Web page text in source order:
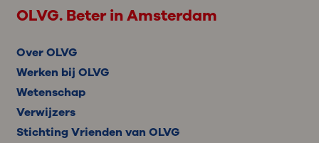
OLVG. Beter in Amsterdam
Over OLVG
Werken bij OLVG
Wetenschap
Verwijzers
Stichting Vrienden van OLVG